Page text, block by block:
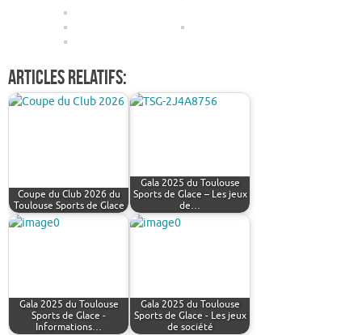
Articles relatifs:
Coupe du Club 2026 du
Toulouse Sports de Glace
Gala 2025 du Toulouse
Sports de Glace – Les jeux
de…
Gala 2025 du Toulouse
Sports de Glace -
Informations…
Gala 2025 du Toulouse
Sports de Glace - Les jeux
de société